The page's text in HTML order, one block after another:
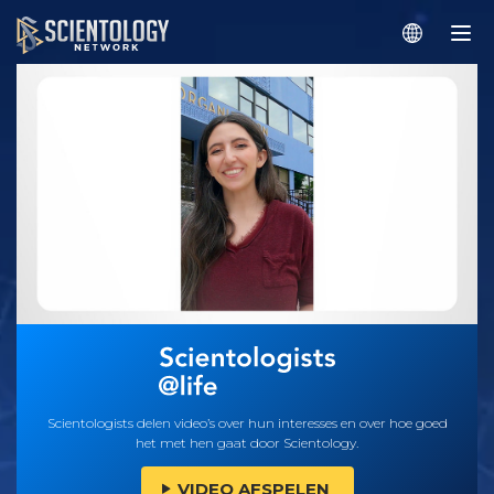
Scientologists delen video’s over hun interesses en over hoe goed
het met hen gaat door Scientology.
VIDEO AFSPELEN